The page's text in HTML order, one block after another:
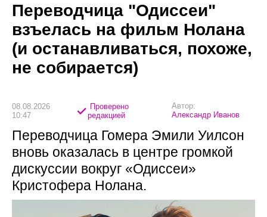
Переводчица "Одиссеи"
взъелась на фильм Нолана
(и останавливаться, похоже,
не собирается)
08.08.2026
10:47
Проверено
редакцией
Автор:
Александр Иванов
Переводчица Гомера Эмили Уилсон
вновь оказалась в центре громкой
дискуссии вокруг «Одиссеи»
Кристофера Нолана.